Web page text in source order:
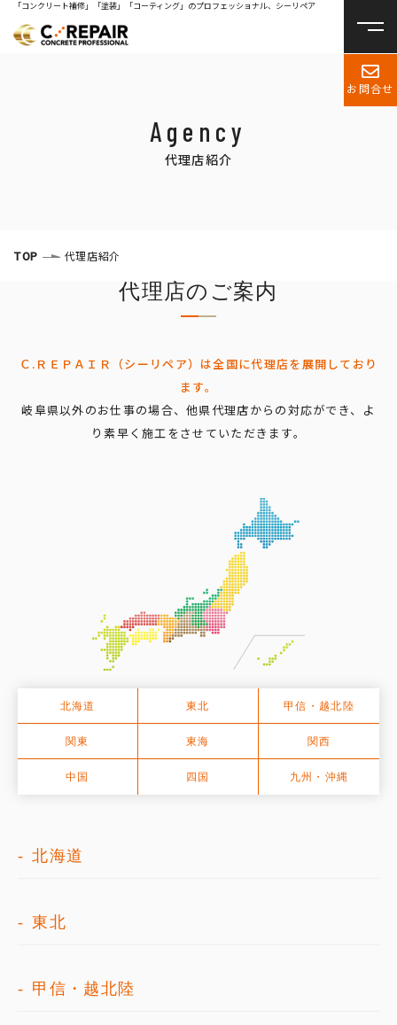
「コンクリート補修」「塗装」「コーティング」のプロフェッショナル、シーリペア
お問合せ
Agency
代理店紹介
TOP 代理店紹介
代理店のご案内
Ｃ.ＲＥＰＡＩＲ（シーリペア）は全国に代理店を展開しており
ます。
岐阜県以外のお仕事の場合、他県代理店からの対応ができ、よ
り素早く施工をさせていただきます。
北海道 東北 甲信・越北陸
関東 東海 関西
中国 四国 九州・沖縄
北海道
東北
甲信・越北陸